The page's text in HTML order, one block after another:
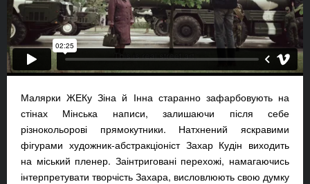
Малярки ЖЕКу Зіна й Інна старанно зафарбовують на
стінах Мінська написи, залишаючи після себе
різнокольорові прямокутники. Натхнений яскравими
фігурами художник-абстракціоніст Захар Кудін виходить
на міський пленер. Заінтриговані перехожі, намагаючись
інтерпретувати творчість Захара, висловлюють свою думку